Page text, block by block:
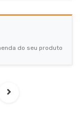
do seu produto